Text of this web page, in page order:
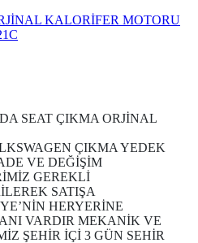
SEAT ÇIKMA ORJİNAL
ÇIKMA YEDEK
VE DEĞİŞİM
GEREKLİ
SATIŞA
HERYERİNE
VARDIR MEKANİK VE
ŞEHİR İÇİ 3 GÜN SEHİR